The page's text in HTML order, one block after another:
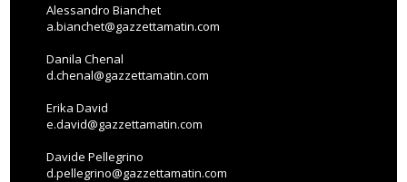
Alessandro Bianchet
a.bianchet@gazzettamatin.com
Danila Chenal
d.chenal@gazzettamatin.com
Erika David
e.david@gazzettamatin.com
Davide Pellegrino
d.pellegrino@gazzettamatin.com